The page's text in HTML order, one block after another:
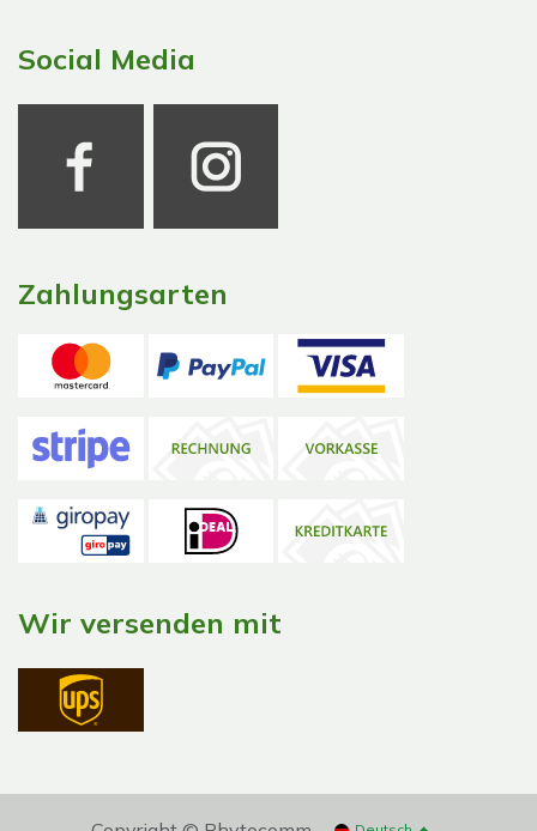
Social Media
Zahlungsarten
Wir versenden mit